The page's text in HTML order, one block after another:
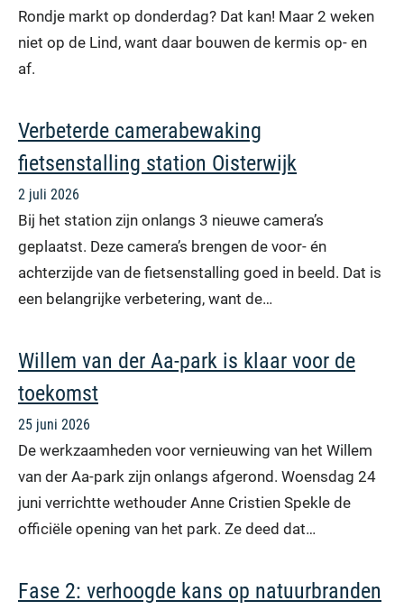
Rondje markt op donderdag? Dat kan! Maar 2 weken
niet op de Lind, want daar bouwen de kermis op- en
af.
Verbeterde camerabewaking
fietsenstalling station Oisterwijk
2 juli 2026
Bij het station zijn onlangs 3 nieuwe camera’s
geplaatst. Deze camera’s brengen de voor- én
achterzijde van de fietsenstalling goed in beeld. Dat is
een belangrijke verbetering, want de…
Willem van der Aa-park is klaar voor de
toekomst
25 juni 2026
De werkzaamheden voor vernieuwing van het Willem
van der Aa-park zijn onlangs afgerond. Woensdag 24
juni verrichtte wethouder Anne Cristien Spekle de
officiële opening van het park. Ze deed dat…
Fase 2: verhoogde kans op natuurbranden